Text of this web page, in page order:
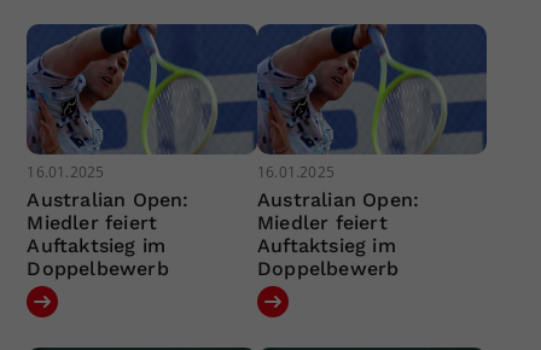
16.01.2025
Australian Open:
Miedler feiert
Auftaktsieg im
Doppelbewerb
16.01.2025
Australian Open:
Miedler feiert
Auftaktsieg im
Doppelbewerb